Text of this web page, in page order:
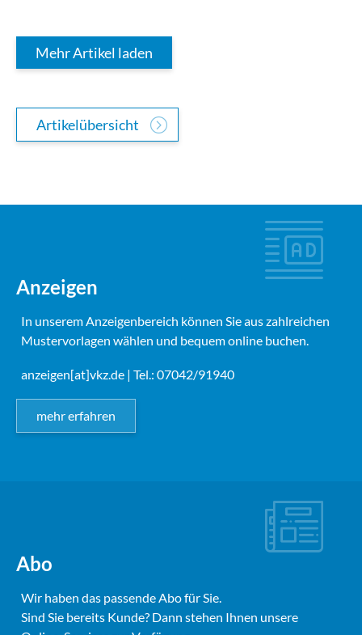
Mehr Artikel laden
Artikelübersicht
Anzeigen
In unserem Anzeigenbereich können Sie aus zahlreichen
Mustervorlagen wählen und bequem online buchen.
anzeigen[at]vkz.de | Tel.: 07042/91940
mehr erfahren
Abo
Wir haben das passende Abo für Sie.
Sind Sie bereits Kunde? Dann stehen Ihnen unsere